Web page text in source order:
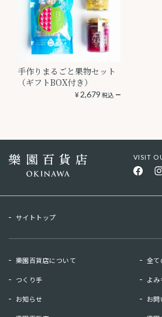
手作りまるごと果物セット
（ギフトBOX付き）
¥2,679 税込
VISIT
サイトトップ
樂園百貨店について 全て
つくり手 よみ
お知らせ お問